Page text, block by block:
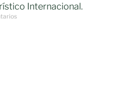
Internacional.